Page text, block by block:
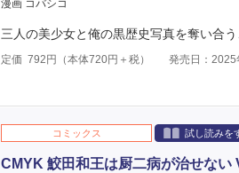
漫画 コバシコ
三人の美少女と俺の黒歴史写真を奪い合
定価 792 円（本体720円＋税） 発売日：2025
コミックス 試し読みを
CMYK 鮫田和王は厨二病が治せない